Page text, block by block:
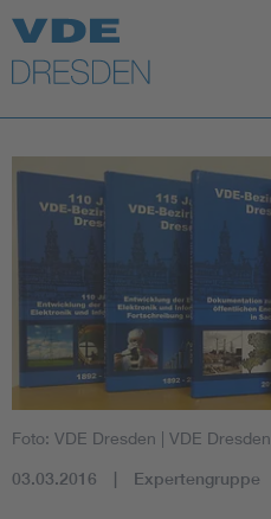
Top Themen
Fokusthemen
Energy
Health
Mobility
Foto: VDE Dresden | VDE Dresden
03.03.2016 Expertengruppe